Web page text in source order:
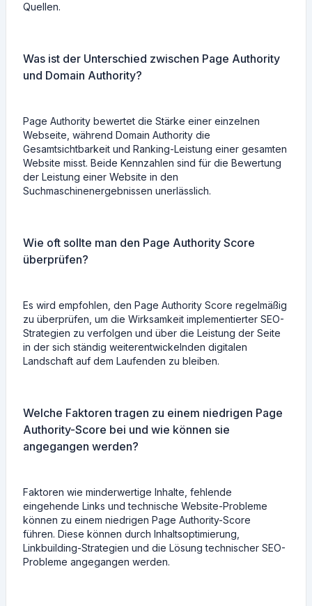
Quellen.
Was ist der Unterschied zwischen Page Authority
und Domain Authority?
Page Authority bewertet die Stärke einer einzelnen
Webseite, während Domain Authority die
Gesamtsichtbarkeit und Ranking-Leistung einer gesamten
Website misst. Beide Kennzahlen sind für die Bewertung
der Leistung einer Website in den
Suchmaschinenergebnissen unerlässlich.
Wie oft sollte man den Page Authority Score
überprüfen?
Es wird empfohlen, den Page Authority Score regelmäßig
zu überprüfen, um die Wirksamkeit implementierter SEO-
Strategien zu verfolgen und über die Leistung der Seite
in der sich ständig weiterentwickelnden digitalen
Landschaft auf dem Laufenden zu bleiben.
Welche Faktoren tragen zu einem niedrigen Page
Authority-Score bei und wie können sie
angegangen werden?
Faktoren wie minderwertige Inhalte, fehlende
eingehende Links und technische Website-Probleme
können zu einem niedrigen Page Authority-Score
führen. Diese können durch Inhaltsoptimierung,
Linkbuilding-Strategien und die Lösung technischer SEO-
Probleme angegangen werden.